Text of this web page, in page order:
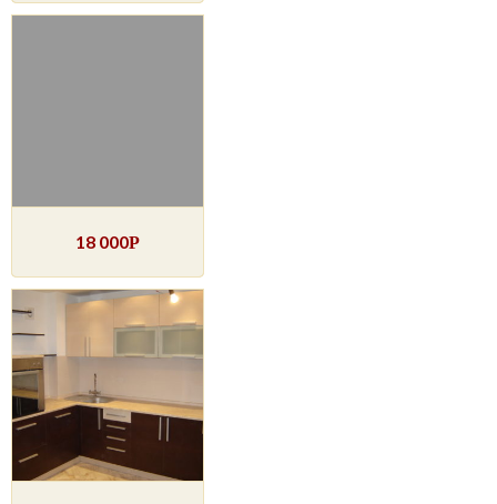
18 000Р